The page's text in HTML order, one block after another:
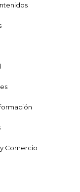
Comercio